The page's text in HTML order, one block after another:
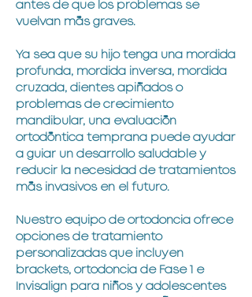
antes de que los problemas se
vuelvan más graves.
Ya sea que su hijo tenga una mordida
profunda, mordida inversa, mordida
cruzada, dientes apiñados o
problemas de crecimiento
mandibular, una evaluación
ortodóntica temprana puede ayudar
a guiar un desarrollo saludable y
reducir la necesidad de tratamientos
más invasivos en el futuro.
Nuestro equipo de ortodoncia ofrece
opciones de tratamiento
personalizadas que incluyen
brackets, ortodoncia de Fase 1 e
Invisalign para niños y adolescentes